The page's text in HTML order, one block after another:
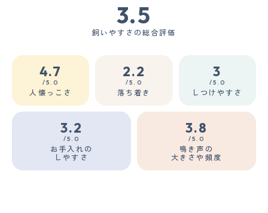
3.5
飼いやすさの総合評価
4.7
/5.0
人懐っこさ
2.2
/5.0
落ち着き
3
/5.0
しつけやすさ
3.2
/5.0
お手入れの
しやすさ
3.8
/5.0
鳴き声の
大きさや頻度